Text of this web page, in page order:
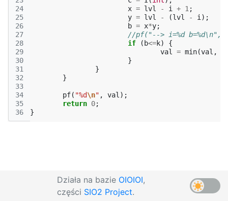
24
25
26
27
28
29
30
31
32
33
34
35
36
x = lvl - i + 1 ;
y = lvl - (lvl - i );
b = x*y;
//pf("--> i=%d
if
( b<=k)
{
val
= min(val ,
}
}
}
pf( "%d\n" , val );
return 0;
}
Działa na bazie OIOIOI,
części SIO2 Project.